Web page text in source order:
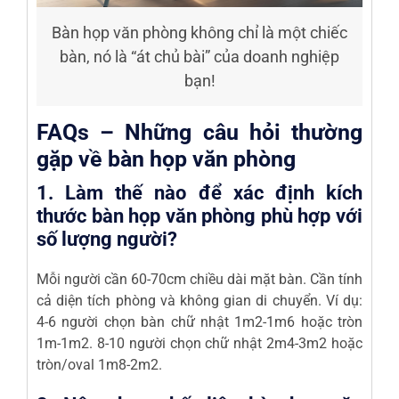
Bàn họp văn phòng không chỉ là một chiếc
bàn, nó là “át chủ bài” của doanh nghiệp
bạn!
FAQs – Những câu hỏi thường
gặp về bàn họp văn phòng
1. Làm thế nào để xác định kích
thước bàn họp văn phòng phù hợp với
số lượng người?
Mỗi người cần 60-70cm chiều dài mặt bàn. Cần tính
cả diện tích phòng và không gian di chuyển. Ví dụ:
4-6 người chọn bàn chữ nhật 1m2-1m6 hoặc tròn
1m-1m2. 8-10 người chọn chữ nhật 2m4-3m2 hoặc
tròn/oval 1m8-2m2.